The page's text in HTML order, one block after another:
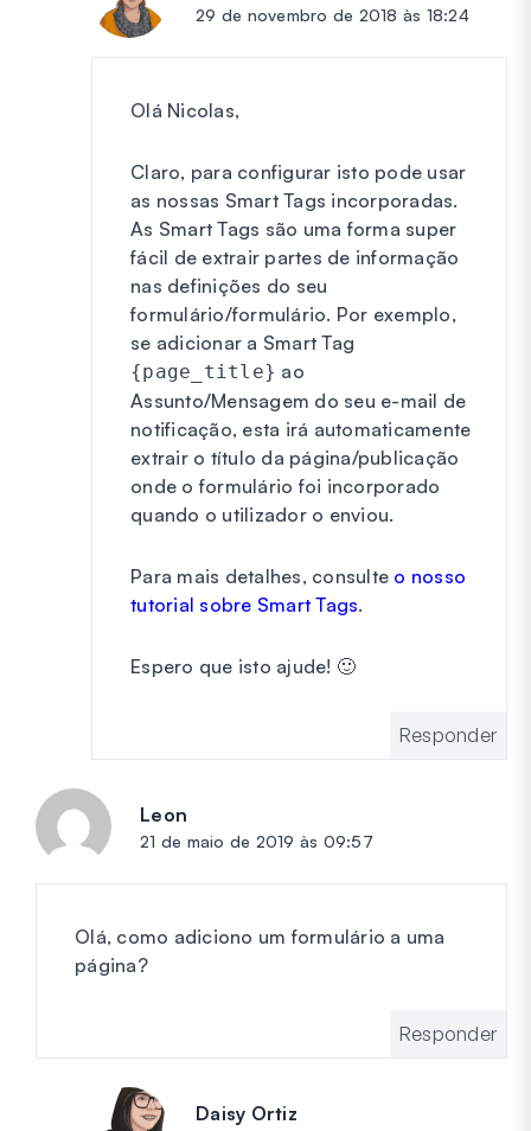
29 de novembro de 2018 às 18:24
Olá Nicolas,
Claro, para configurar isto pode usar
as nossas Smart Tags incorporadas.
As Smart Tags são uma forma super
fácil de extrair partes de informação
nas definições do seu
formulário/formulário. Por exemplo,
se adicionar a Smart Tag
{page_title} ao
Assunto/Mensagem do seu e-mail de
notificação, esta irá automaticamente
extrair o título da página/publicação
onde o formulário foi incorporado
quando o utilizador o enviou.
Para mais detalhes, consulte o nosso
tutorial sobre Smart Tags.
Espero que isto ajude! 🙂
Responder
Leon
21 de maio de 2019 às 09:57
Olá, como adiciono um formulário a uma
página?
Responder
Daisy Ortiz